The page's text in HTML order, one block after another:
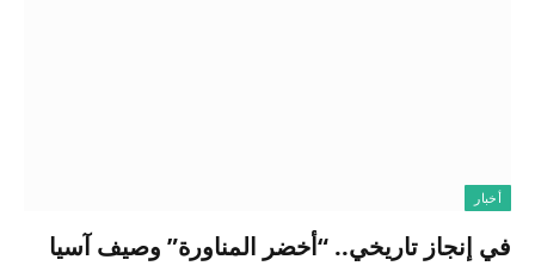
أخبار
في إنجاز تاريخي.. “أخضر المناورة” وصيف آسيا